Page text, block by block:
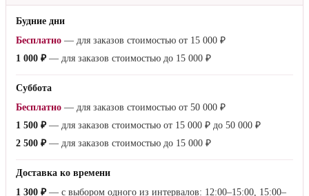
Будние дни
Бесплатно — для заказов стоимостью от 15 000 ₽
1 000 ₽— для заказов стоимостью до 15 000 ₽
Суббота
Бесплатно — для заказов стоимостью от 50 000 ₽
1 500 ₽— для заказов стоимостью от 15 000 ₽ до 50 000 ₽
2 500 ₽— для заказов стоимостью до 15 000 ₽
Доставка ко времени
1 300 ₽— с выбором одного из интервалов: 12:00–15:00, 15:00–